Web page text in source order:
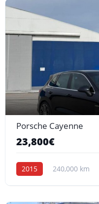
Porsche Cayenne
23,800€
2015 240,000 km